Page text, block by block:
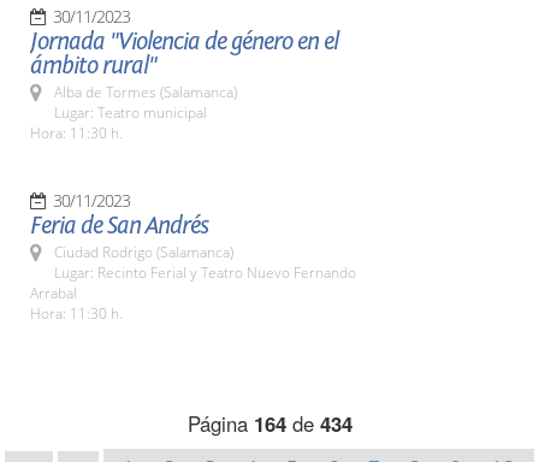
30/11/2023
Jornada "Violencia de género en el
ámbito rural"
Alba de Tormes (Salamanca)
Lugar: Teatro municipal
Hora: 11:30 h.
30/11/2023
Feria de San Andrés
Ciudad Rodrigo (Salamanca)
Lugar: Recinto Ferial y Teatro Nuevo Fernando
Arrabal
Hora: 11:30 h.
Página 164de 434